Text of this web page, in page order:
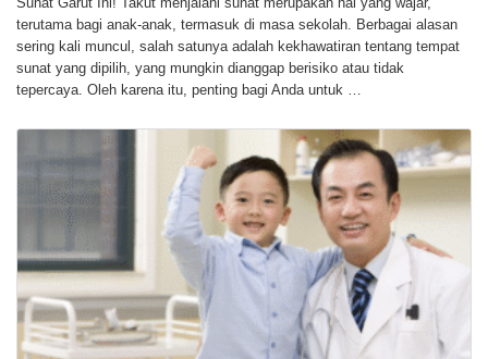
terutama bagi anak-anak, termasuk di masa sekolah. Berbagai alasan
sering kali muncul, salah satunya adalah kekhawatiran tentang tempat
sunat yang dipilih, yang mungkin dianggap berisiko atau tidak
tepercaya. Oleh karena itu, penting bagi Anda untuk …